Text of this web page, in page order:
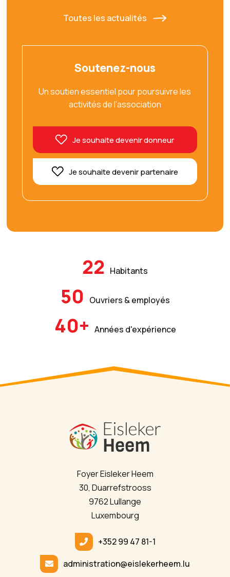
Soutenez-nous
Un soutien essentiel pour poursuivre les
activités de l’association
Je souhaite devenir donneur
Je souhaite devenir partenaire
Toutes les actualités
22 Habitants
50 Ouvriers & employés
40+ Années d'expérience
Foyer Eisleker Heem
30, Duarrefstrooss
9762 Lullange
Luxembourg
+352 99 47 81-1
administration@eislekerheem.lu